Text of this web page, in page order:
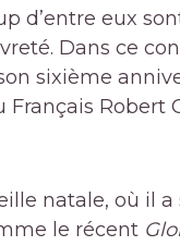
d’entre eux
Dans ce
sixième
Robert
natale, où il a
le récent